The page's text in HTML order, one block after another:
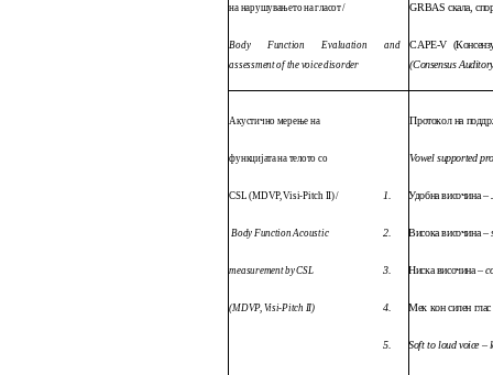
на нарушувањето на гласот /
Body Function Evaluation and
assessment of the voice disorder
GRBAS скала,
CAPE-V (
(Consensus
Акустично мерење на
функцијата на телото со
CSL (MDVP, Visi-Pitch II)/
Body Function Acoustic
measurement by CSL
(MDVP, Visi-Pitch II)
Протокол на
Vowel supported
1. Удобна височина–
2. Висока височина–
3. Ниска височина–
4. Мек кон силен глас
5. Soft to loud voice –